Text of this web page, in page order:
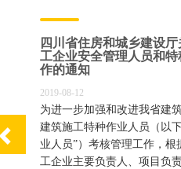
四川省住房和城乡建设
工企业安全管理人员和
作的通知
2019-08-12
为进一步加强和改进我省建
建筑施工特种作业人员（以
业人员”）考核管理工作，根
工企业主要负责人、项目负